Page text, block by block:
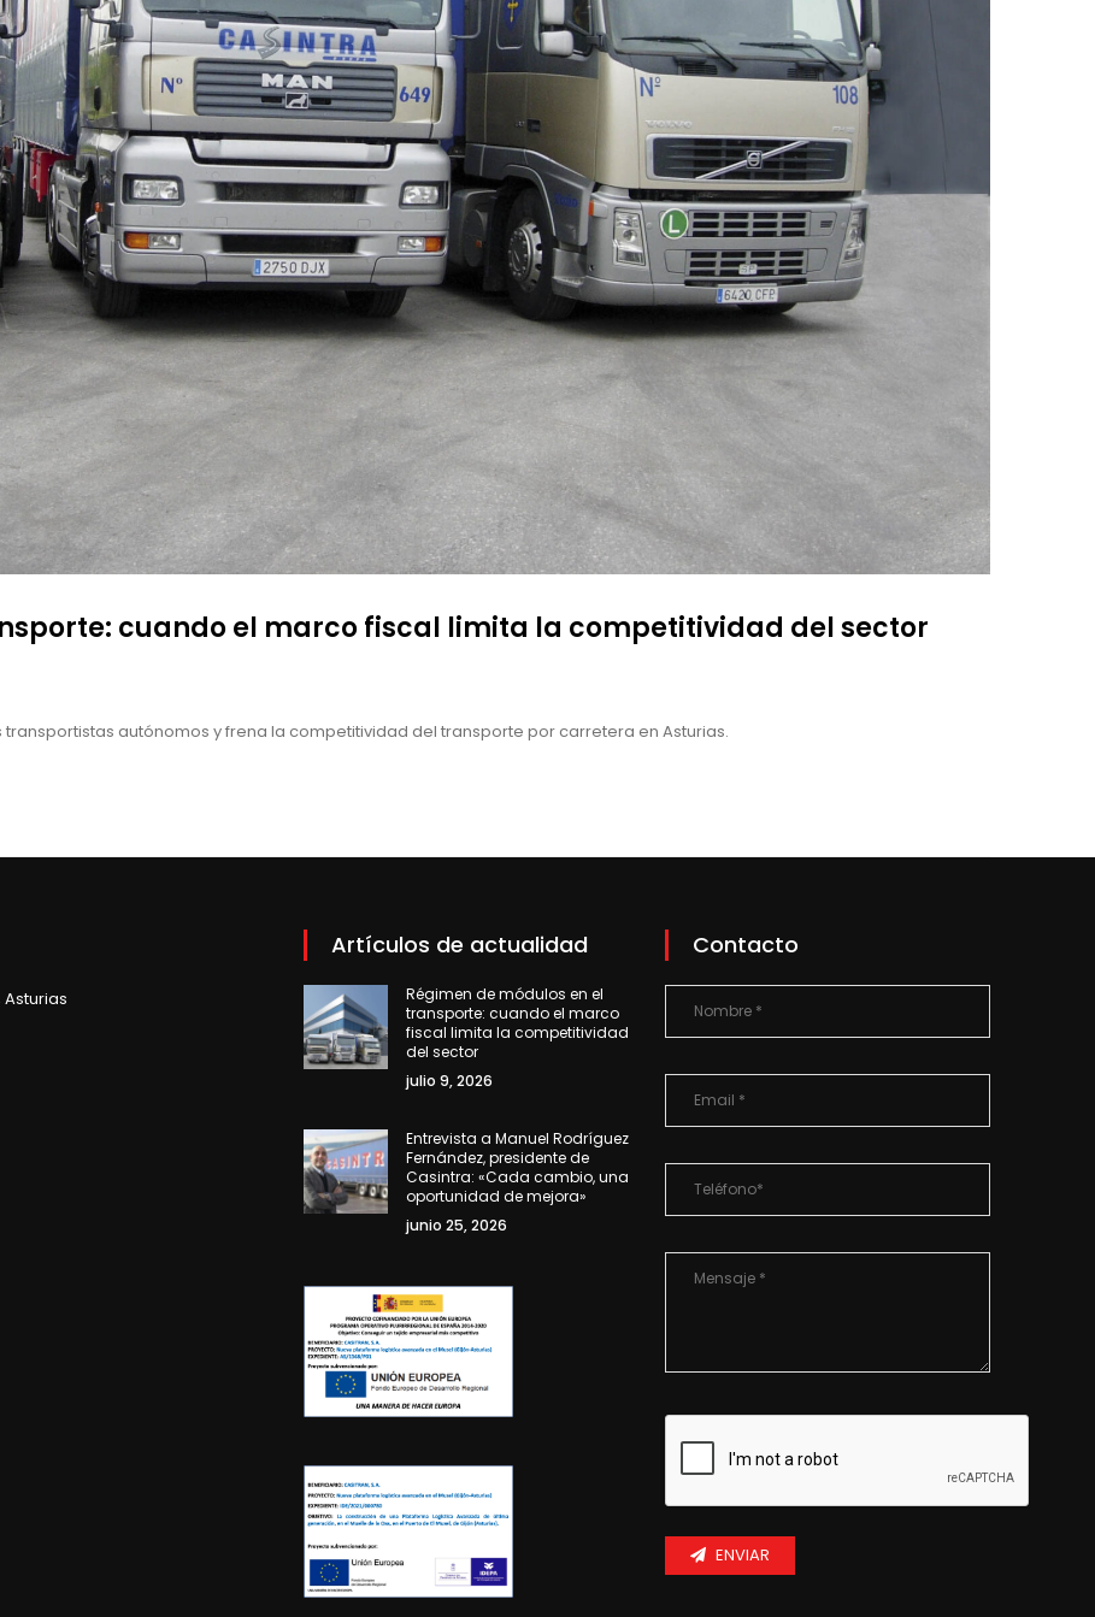
cuando el marco fiscal limita la competitividad del sector
autónomos y frena la competitividad del transporte por carretera en Asturias.
Artículos de actualidad
Régimen de módulos en el
transporte: cuando el marco
fiscal limita la competitividad
del sector
julio 9, 2026
Entrevista a Manuel Rodríguez
Fernández, presidente de
Casintra: «Cada cambio, una
oportunidad de mejora»
junio 25, 2026
Contacto
ENVIAR